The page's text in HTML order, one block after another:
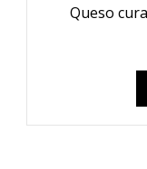
Queso